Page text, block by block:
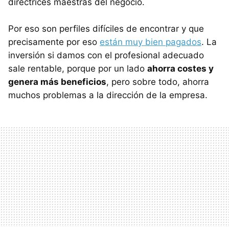
Por eso son perfiles difíciles de encontrar y que
precisamente por eso están muy bien pagados. La
inversión si damos con el profesional adecuado
sale rentable, porque por un lado ahorra costes y
genera más beneficios, pero sobre todo, ahorra
muchos problemas a la dirección de la empresa.